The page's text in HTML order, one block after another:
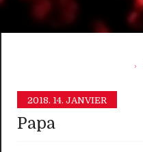
2018. 14. JANVIER
Papa